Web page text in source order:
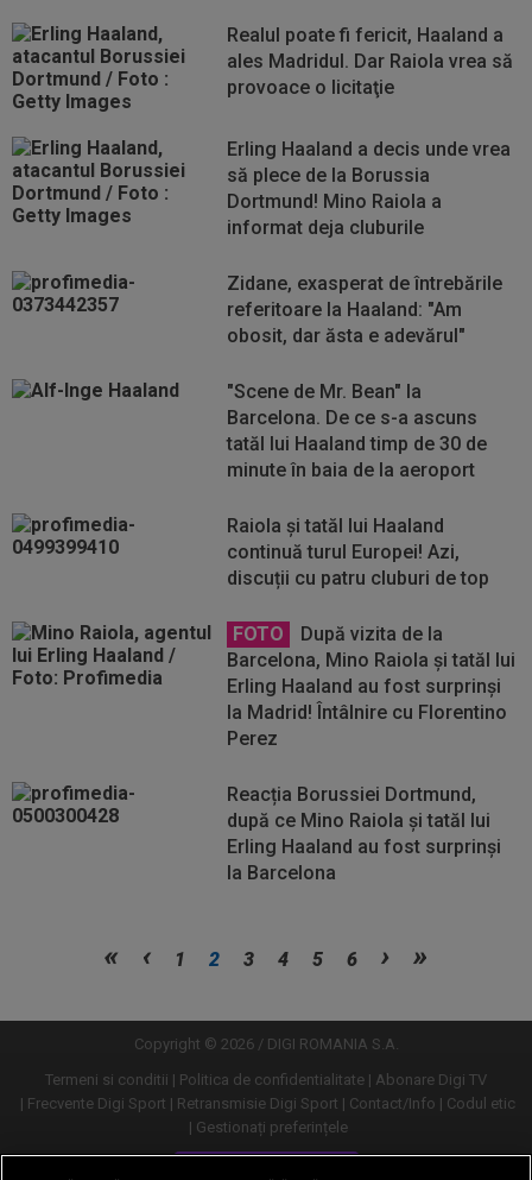
Realul poate fi fericit, Haaland a
ales Madridul. Dar Raiola vrea să
provoace o licitaţie
Erling Haaland a decis unde vrea
să plece de la Borussia
Dortmund! Mino Raiola a
informat deja cluburile
Zidane, exasperat de întrebările
referitoare la Haaland: "Am
obosit, dar ăsta e adevărul"
"Scene de Mr. Bean" la
Barcelona. De ce s-a ascuns
tatăl lui Haaland timp de 30 de
minute în baia de la aeroport
Raiola și tatăl lui Haaland
continuă turul Europei! Azi,
discuții cu patru cluburi de top
FOTO
După vizita de la
Barcelona, Mino Raiola și tatăl lui
Erling Haaland au fost surprinși
la Madrid! Întâlnire cu Florentino
Perez
Reacția Borussiei Dortmund,
după ce Mino Raiola și tatăl lui
Erling Haaland au fost surprinși
la Barcelona
mult
mult
1 2 3 4 5 6
Copyright © 2026 / DIGI ROMANIA S.A.
Termeni si conditii
Politica de confidentialitate
Abonare Digi TV
Frecvente Digi Sport
Retransmisie Digi Sport Contact/Info
Codul etic
Gestionați preferințele
Versiune desktop